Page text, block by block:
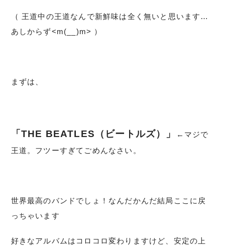
（ 王道中の王道なんで新鮮味は全く無いと思います…
あしからず<m(__)m> ）
まずは、
「THE BEATLES（ビートルズ）」
←マジで
王道。フツーすぎてごめんなさい。
世界最高のバンドでしょ！なんだかんだ結局ここに戻
っちゃいます
好きなアルバムはコロコロ変わりますけど、安定の上